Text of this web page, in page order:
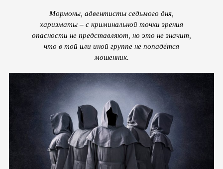
Мормоны, адвентисты седьмого дня,
харизматы – с криминальной точки зрения
опасности не представляют, но это не значит,
что в той или иной группе не попадётся
мошенник.